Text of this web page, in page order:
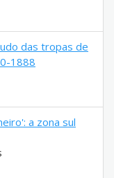
das tropas de
1888
a zona sul